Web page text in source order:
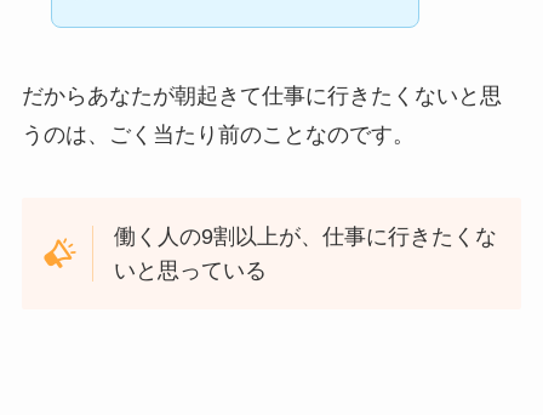
だからあなたが朝起きて仕事に行きたくないと思
うのは、ごく当たり前のことなのです。
働く人の9割以上が、仕事に行きたくな
いと思っている